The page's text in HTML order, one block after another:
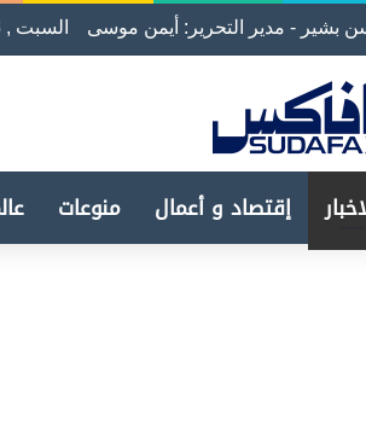
بشير - مدير التحرير: أيمن موسى السبت , 8 أغسطس 2026
إقتصاد و أعمال منوعات